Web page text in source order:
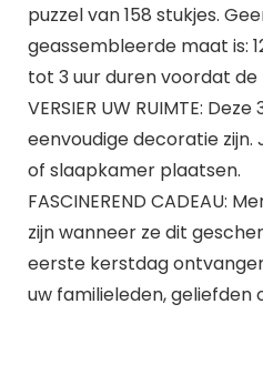
puzzel van 158 stukjes.
geassembleerde maat is:
tot 3 uur duren voordat de
VERSIER UW RUIMTE:
eenvoudige decoratie
of slaapkamer plaatsen.
FASCINEREND CADEAU:
zijn wanneer ze dit
eerste kerstdag
uw familieleden, geliefden